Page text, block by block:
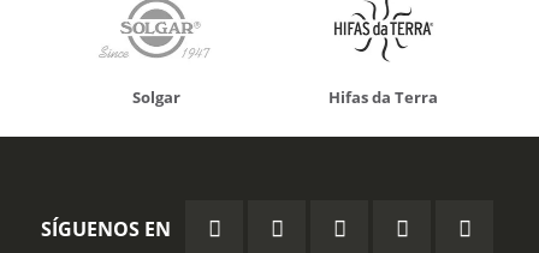
Solgar Hifas da Terra
SÍGUENOS EN